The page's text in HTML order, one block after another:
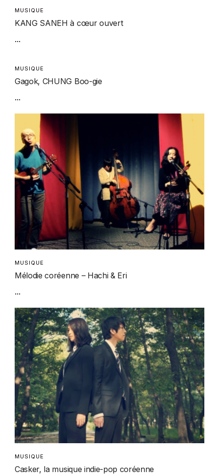
MUSIQUE
KANG SANEH à cœur ouvert
...
MUSIQUE
Gagok, CHUNG Boo-gie
...
MUSIQUE
Mélodie coréenne – Hachi & Eri
...
MUSIQUE
Casker, la musique indie-pop coréenne